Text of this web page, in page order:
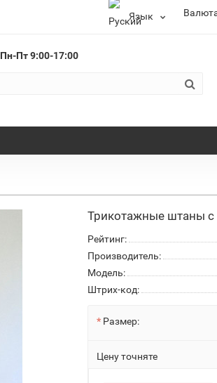
Язык
Пн-Пт 9:00-17:00
Трикотажные штаны с
Рейтинг:
Производитель:
Модель:
Штрих-код:
Размер:
Цену точняте